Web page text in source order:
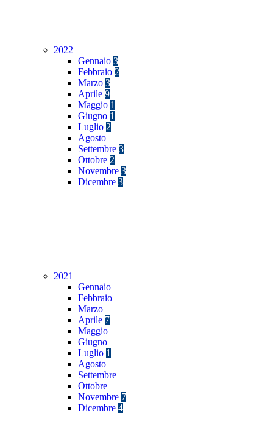
2022
Gennaio 3
Febbraio 2
Marzo 3
Aprile 9
Maggio 1
Giugno 1
Luglio 2
Agosto
Settembre 3
Ottobre 2
Novembre 3
Dicembre 3
2021
Gennaio
Febbraio
Marzo
Aprile 7
Maggio
Giugno
Luglio 1
Agosto
Settembre
Ottobre
Novembre 7
Dicembre 4